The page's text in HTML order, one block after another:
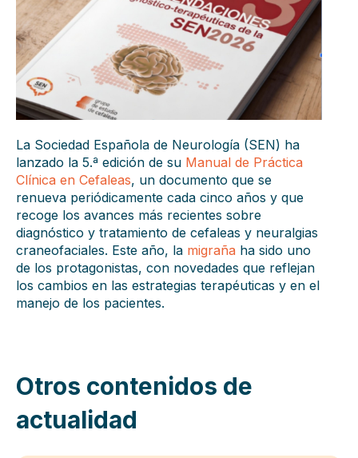
La Sociedad Española de Neurología (SEN) ha
lanzado la 5.ª edición de su Manual de Práctica
Clínica en Cefaleas, un documento que se
renueva periódicamente cada cinco años y que
recoge los avances más recientes sobre
diagnóstico y tratamiento de cefaleas y neuralgias
craneofaciales. Este año, la migraña ha sido uno
de los protagonistas, con novedades que reflejan
los cambios en las estrategias terapéuticas y en el
manejo de los pacientes.
Otros contenidos de
actualidad